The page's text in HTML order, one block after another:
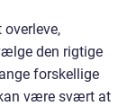
den rigtige
forskellige
være svært at